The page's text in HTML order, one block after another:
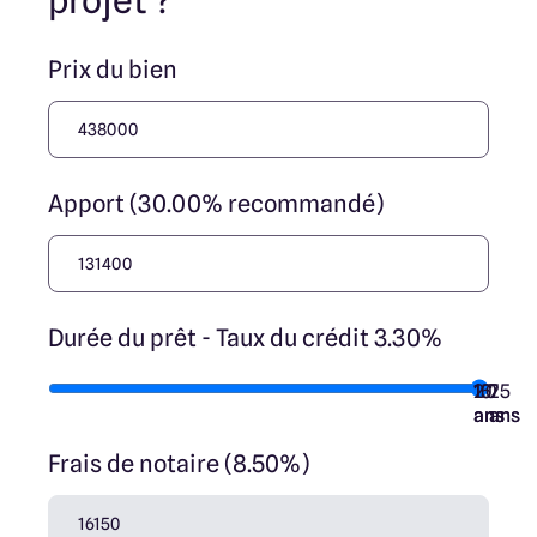
Prix du bien
Apport (30.00% recommandé)
Durée du prêt - Taux du crédit 3.30%
7
ans
10
ans
15
ans
20
ans
25
ans
Frais de notaire (8.50%)